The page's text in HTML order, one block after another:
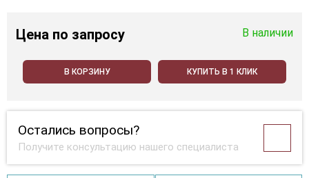
Цена по запросу В наличии
В КОРЗИНУ КУПИТЬ В 1 КЛИК
Остались вопросы?
Получите консультацию нашего специалиста